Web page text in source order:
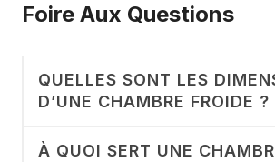
Foire Aux Questions
QUELLES SONT LES
D’UNE CHAMBRE FROIDE ?
À QUOI SERT UNE